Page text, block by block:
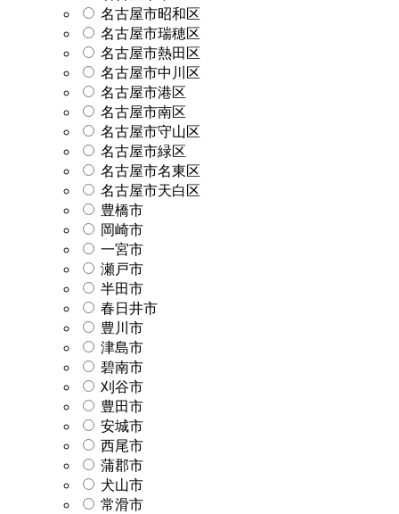
名古屋市昭和区
名古屋市瑞穂区
名古屋市熱田区
名古屋市中川区
名古屋市港区
名古屋市南区
名古屋市守山区
名古屋市緑区
名古屋市名東区
名古屋市天白区
豊橋市
岡崎市
一宮市
瀬戸市
半田市
春日井市
豊川市
津島市
碧南市
刈谷市
豊田市
安城市
西尾市
蒲郡市
犬山市
常滑市